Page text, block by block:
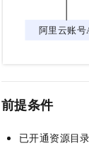
前提条件
已开通资源目